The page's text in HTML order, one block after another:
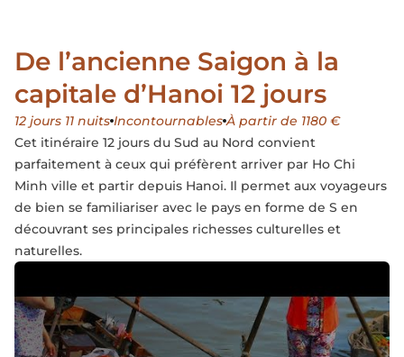
De l’ancienne Saigon à la
capitale d’Hanoi 12 jours
12 jours 11 nuits Incontournables À partir de 1180 €
Cet itinéraire 12 jours du Sud au Nord convient
parfaitement à ceux qui préfèrent arriver par Ho Chi
Minh ville et partir depuis Hanoi. Il permet aux voyageurs
de bien se familiariser avec le pays en forme de S en
découvrant ses principales richesses culturelles et
naturelles.